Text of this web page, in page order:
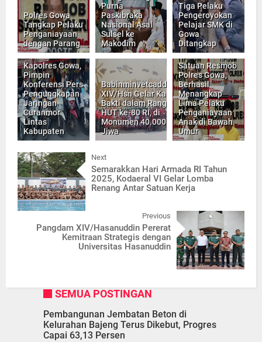
Polres Gowa
Tangkap Pelaku
Penganiayaan
dengan Parang
Purna
Paskibraka
Nasional Asal
Sulsel ke
Makodim
Tiga Pelaku
Pengeroyokan
Pelajar SMK di
Gowa
Ditangkap
Kapolres Gowa,
Pimpin
Konferensi Pers
Pengungkapan
Jaringan
Curanmor
Lintas
Kabupaten
Babinminvetcaddam
XIV/Hsn Gelar Karya
Bakti dalam Rangka
HUT ke-80 RI, di
Monumen 40.000
Jiwa
Satuan Resmob
Polres Gowa,
Berhasil
Menangkap
Lima Pelaku
Penganiayaan
Anak di Bawah
Umur
Next
Semarakkan Hari Armada RI Tahun
2025, Kodaeral VI Gelar Lomba
Renang Antar Satuan Kerja
Previous
Pangdam XIV/Hasanuddin Pererat
Kemitraan Strategis dengan
Universitas Hasanuddin
SEMUA POSTINGAN
Pembangunan Jembatan Beton di
Kelurahan Bajeng Terus Dikebut, Progres
Capai 63,13 Persen